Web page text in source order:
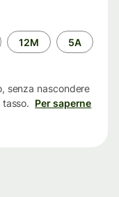
12M 5A
senza nascondere
Per saperne